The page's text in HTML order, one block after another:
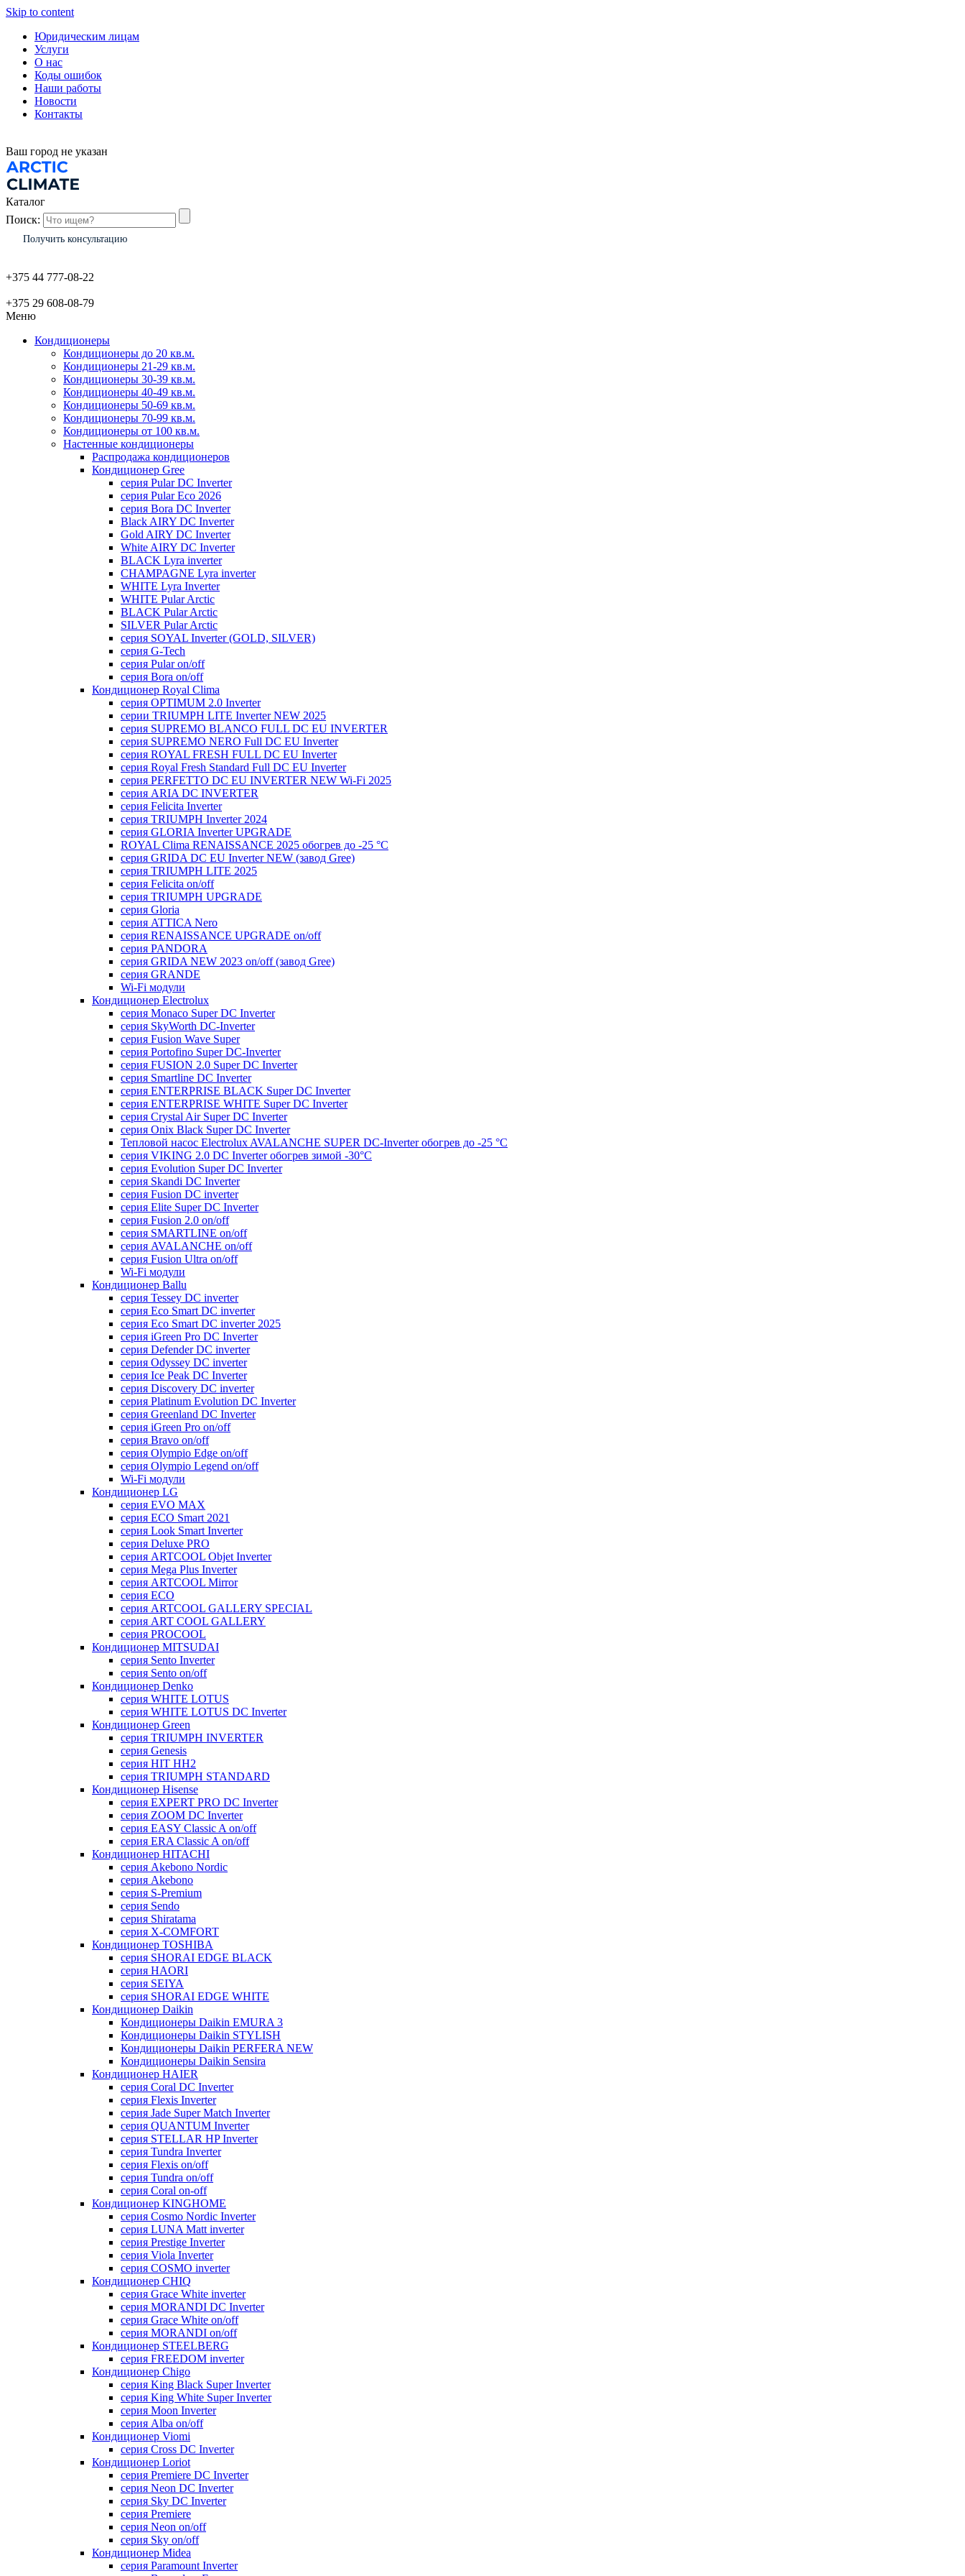
Skip to content
Юридическим лицам
Услуги
О нас
Коды ошибок
Наши работы
Новости
Контакты
Ваш город не указан
Каталог
Поиск:
Получить консультацию
+375 44 777-08-22
+375 29 608-08-79
Меню
Кондиционеры
Кондиционеры до 20 кв.м.
Кондиционеры 21-29 кв.м.
Кондиционеры 30-39 кв.м.
Кондиционеры 40-49 кв.м.
Кондиционеры 50-69 кв.м.
Кондиционеры 70-99 кв.м.
Кондиционеры от 100 кв.м.
Настенные кондиционеры
Распродажа кондиционеров
Кондиционер Gree
серия Pular DC Inverter
серия Pular Eco 2026
серия Bora DC Inverter
Black AIRY DC Inverter
Gold AIRY DC Inverter
White AIRY DC Inverter
BLACK Lyra inverter
CHAMPAGNE Lyra inverter
WHITE Lyra Inverter
WHITE Pular Arctic
BLACK Pular Arctic
SILVER Pular Arctic
серия SOYAL Inverter (GOLD, SILVER)
серия G-Tech
серия Pular on/off
серия Bora on/off
Кондиционер Royal Clima
серия OPTIMUM 2.0 Inverter
серии TRIUMPH LITE Inverter NEW 2025
серия SUPREMO BLANCO FULL DC EU INVERTER
серия SUPREMO NERO Full DC EU Inverter
серия ROYAL FRESH FULL DC EU Inverter
серия Royal Fresh Standard Full DC EU Inverter
серия PERFETTO DC EU INVERTER NEW Wi-Fi 2025
серия ARIA DC INVERTER
серия Felicita Inverter
серия TRIUMPH Inverter 2024
серия GLORIA Inverter UPGRADE
ROYAL Clima RENAISSANCE 2025 обогрев до -25 °С
серия GRIDA DC EU Inverter NEW (завод Gree)
серия TRIUMPH LITE 2025
серия Felicita on/off
серия TRIUMPH UPGRADE
серия Gloria
серия ATTICA Nero
серия RENAISSANCE UPGRADE on/off
серия PANDORA
серия GRIDA NEW 2023 on/off (завод Gree)
серия GRANDE
Wi-Fi модули
Кондиционер Electrolux
серия Monaco Super DC Inverter
серия SkyWorth DC-Inverter
серия Fusion Wave Super
серия Portofino Super DC-Inverter
серия FUSION 2.0 Super DC Іnverter
серия Smartline DC Inverter
серия ENTERPRISE BLACK Super DC Inverter
серия ENTERPRISE WHITE Super DC Inverter
серия Crystal Air Super DC Inverter
серия Onix Black Super DC Inverter
Тепловой насос Electrolux AVALANCHE SUPER DC-Inverter обогрев до -25 °С
серия VIKING 2.0 DC Inverter обогрев зимой -30°С
серия Evolution Super DC Inverter
серия Skandi DC Inverter
серия Fusion DC inverter
серия Elite Super DC Inverter
серия Fusion 2.0 on/off
серия SMARTLINE on/off
серия AVALANCHE on/off
серия Fusion Ultra on/off
Wi-Fi модули
Кондиционер Ballu
серия Tessey DC inverter
серия Eco Smart DC inverter
серия Eco Smart DC inverter 2025
серия iGreen Pro DC Inverter
серия Defender DC inverter
серия Odyssey DC inverter
серия Ice Peak DС Inverter
cерия Discovery DC inverter
серия Platinum Evolution DC Inverter
серия Greenland DC Inverter
серия iGreen Pro on/off
серия Bravo on/off
серия Olympio Edge on/off
серия Olympio Legend on/off
Wi-Fi модули
Кондиционер LG
серия EVO MAX
серия ECO Smart 2021
серия Look Smart Inverter
серия Deluxe PRO
серия ARTCOOL Objet Inverter
серия Mega Plus Inverter
серия ARTCOOL Mirror
серия ECO
серия ARTCOOL GALLERY SPECIAL
серия ART COOL GALLERY
серия PROCOOL
Кондиционер MITSUDAI
серия Sento Inverter
серия Sento on/off
Кондиционер Denko
серия WHITE LOTUS
серия WHITE LOTUS DC Inverter
Кондиционер Green
серия TRIUMPH INVERTER
серия Genesis
серия HIT HH2
серия TRIUMPH STANDARD
Кондиционер Hisense
серия EXPERT PRO DC Inverter
серия ZOOM DC Inverter
серия EASY Classic A on/off
серия ERA Classic A on/off
Кондиционер HITACHI
cерия Akebono Nordic
серия Akebono
серия S-Premium
серия Sendo
серия Shiratama
серия X-COMFORT
Кондиционер TOSHIBA
серия SHORAI EDGE BLACK
серия HAORI
серия SEIYA
серия SHORAI EDGE WHITE
Кондиционер Daikin
Кондиционеры Daikin EMURA 3
Кондиционеры Daikin STYLISH
Кондиционеры Daikin PERFERA NEW
Кондиционеры Daikin Sensira
Кондиционер HAIER
серия Coral DC Inverter
серия Flexis Inverter
серия Jade Super Match Inverter
серия QUANTUM Inverter
серия STELLAR HP Inverter
серия Tundra Inverter
серия Flexis on/off
серия Tundra on/off
серия Coral on-off
Кондиционер KINGHOME
серия Cosmo Nordic Inverter
серия LUNA Matt inverter
серия Prestige Inverter
серия Viola Inverter
серия COSMO inverter
Кондиционер CHIQ
серия Grace White inverter
серия MORANDI DC Inverter
серия Grace White on/off
серия MORANDI on/off
Кондиционер STEELBERG
серия FREEDOM inverter
Кондиционер Chigo
серия King Black Super Inverter
серия King White Super Inverter
серия Moon Inverter
серия Alba on/off
Кондиционер Viomi
серия Cross DC Inverter
Кондиционер Loriot
серия Premiere DC Inverter
серия Neon DC Inverter
серия Sky DC Inverter
серия Premiere
серия Neon on/off
серия Sky on/off
Кондиционер Midea
серия Paramount Inverter